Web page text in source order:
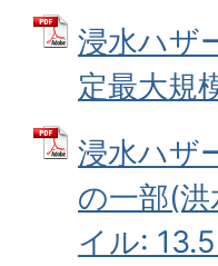
浸水ハザ
定最大規
浸水ハザ
の一部(
イル: